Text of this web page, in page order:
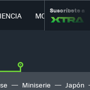
MOVILIDAD
Suscríbete a
Miniserie Japón